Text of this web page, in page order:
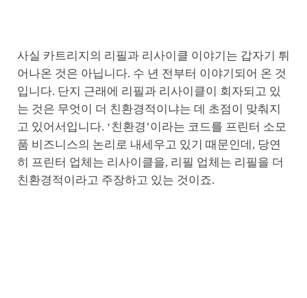
사실 카트리지의 리필과 리사이클 이야기는 갑자기 튀
어나온 것은 아닙니다. 수 년 전부터 이야기되어 온 것
입니다. 단지 근래에 리필과 리사이클이 회자되고 있
는 것은 무엇이 더 친환경적이냐는 데 초점이 맞춰지
고 있어서입니다. ‘친환경’이라는 코드를 프린터 소모
품 비즈니스의 논리로 내세우고 있기 때문인데, 당연
히 프린터 업체는 리사이클을, 리필 업체는 리필을 더
친환경적이라고 주장하고 있는 것이죠.